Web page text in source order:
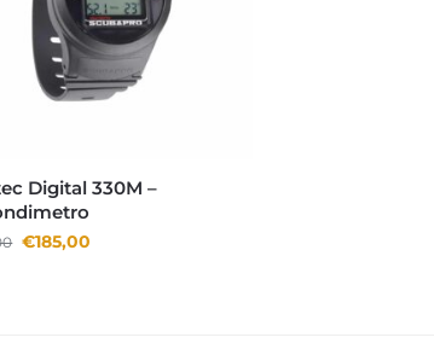
Digital 330M –
€185,00